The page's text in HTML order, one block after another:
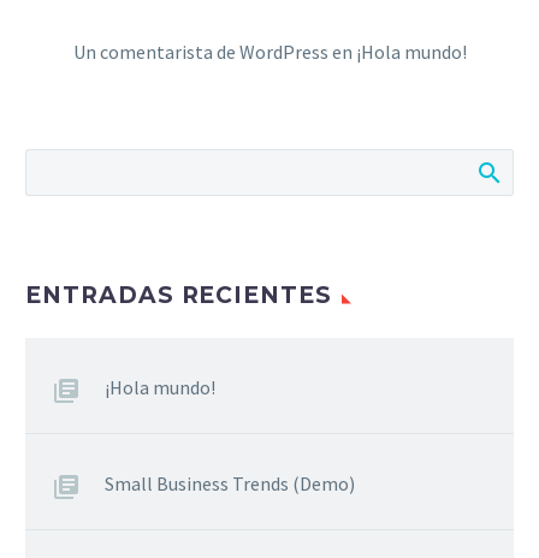
Un comentarista de WordPress en ¡Hola mundo!
ENTRADAS RECIENTES
¡Hola mundo!
Small Business Trends (Demo)